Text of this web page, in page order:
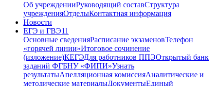
Об учрежденииРуководящий составСтруктура
учрежденияОтделыКонтактная информация
Новости
ЕГЭ и ГВЭ11
Основные сведенияРасписание экзаменовТелефон
«горячей линии»Итоговое сочинение
(изложение)КЕГЭДля работников ППЭОткрытый банк
заданий ФГБНУ «ФИПИ»Узнать
результатыАпелляционная комиссияАналитические и
методические материалыДокументыЕдиный